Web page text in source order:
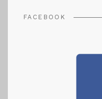
FACEBOOK